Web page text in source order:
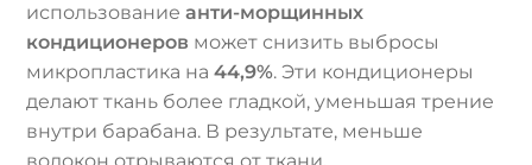
использованиеанти-морщинных
кондиционеров может снизить выбросы
микропластика на44,9%. Эти кондиционеры
делают ткань более гладкой, уменьшая трение
внутри барабана. В результате, меньше